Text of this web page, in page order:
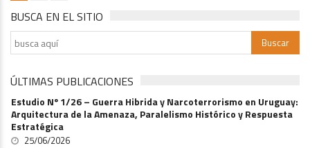
BUSCA EN EL SITIO
ÚLTIMAS PUBLICACIONES
Estudio Nº 1/26 – Guerra Hibrida y Narcoterrorismo en Uruguay:
Arquitectura de la Amenaza, Paralelismo Histórico y Respuesta
Estratégica
25/06/2026